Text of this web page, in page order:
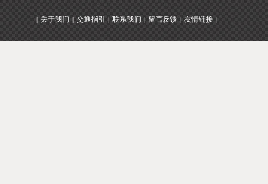
| 关于我们 | 交通指引 | 联系我们 | 留言反馈 | 友情链接 |